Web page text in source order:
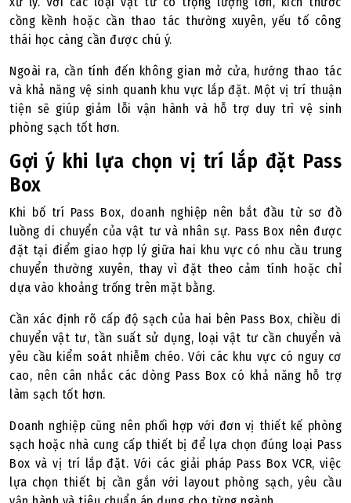
cồng kềnh hoặc cần thao tác thường xuyên, yếu tố công
thái học càng cần được chú ý.
Ngoài ra, cần tính đến không gian mở cửa, hướng thao tác
và khả năng vệ sinh quanh khu vực lắp đặt. Một vị trí thuận
tiện sẽ giúp giảm lỗi vận hành và hỗ trợ duy trì vệ sinh
phòng sạch tốt hơn.
Gợi ý khi lựa chọn vị trí lắp đặt Pass
Box
Khi bố trí Pass Box, doanh nghiệp nên bắt đầu từ sơ đồ
luồng di chuyển của vật tư và nhân sự. Pass Box nên được
đặt tại điểm giao hợp lý giữa hai khu vực có nhu cầu trung
chuyển thường xuyên, thay vì đặt theo cảm tính hoặc chỉ
dựa vào khoảng trống trên mặt bằng.
Cần xác định rõ cấp độ sạch của hai bên Pass Box, chiều di
chuyển vật tư, tần suất sử dụng, loại vật tư cần chuyển và
yêu cầu kiểm soát nhiễm chéo. Với các khu vực có nguy cơ
cao, nên cân nhắc các dòng Pass Box có khả năng hỗ trợ
làm sạch tốt hơn.
Doanh nghiệp cũng nên phối hợp với đơn vị thiết kế phòng
sạch hoặc nhà cung cấp thiết bị để lựa chọn đúng loại Pass
Box và vị trí lắp đặt. Với các giải pháp Pass Box VCR, việc
lựa chọn thiết bị cần gắn với layout phòng sạch, yêu cầu